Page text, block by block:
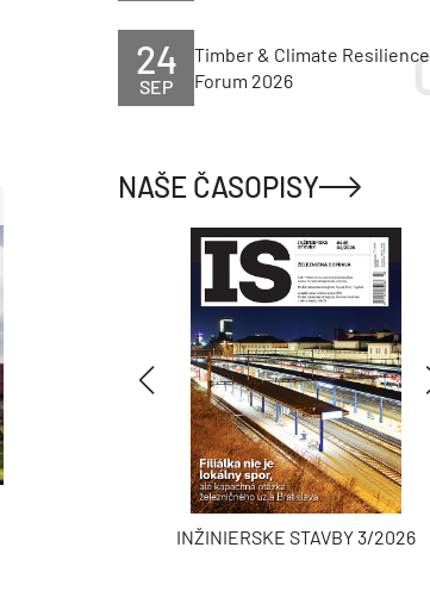
SEP
24
Timber & Climate Resilience
Forum 2026
NAŠE ČASOPISY
INŽINIERSKE STAVBY 3/2026